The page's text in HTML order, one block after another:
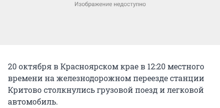
20 октября в Красноярском крае в 12:20 местного
времени на железнодорожном переезде станции
Критово столкнулись грузовой поезд и легковой
автомобиль.